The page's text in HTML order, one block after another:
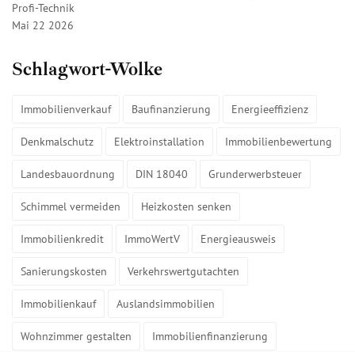
Profi-Technik
Mai 22 2026
Schlagwort-Wolke
Immobilienverkauf Baufinanzierung Energieeffizienz
Denkmalschutz Elektroinstallation Immobilienbewertung
Landesbauordnung DIN 18040 Grunderwerbsteuer
Schimmel vermeiden Heizkosten senken
Immobilienkredit ImmoWertV Energieausweis
Sanierungskosten Verkehrswertgutachten
Immobilienkauf Auslandsimmobilien
Wohnzimmer gestalten Immobilienfinanzierung